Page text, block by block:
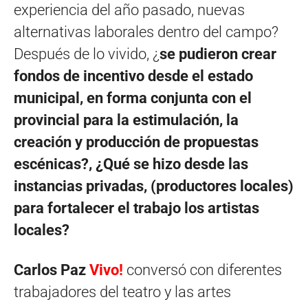
experiencia del año pasado, nuevas
alternativas laborales dentro del campo?
Después de lo vivido, ¿se pudieron crear
fondos de incentivo desde el estado
municipal, en forma conjunta con el
provincial para la estimulación, la
creación y producción de propuestas
escénicas?, ¿Qué se hizo desde las
instancias privadas, (productores locales)
para fortalecer el trabajo los artistas
locales?
Carlos Paz Vivo! conversó con diferentes
trabajadores del teatro y las artes